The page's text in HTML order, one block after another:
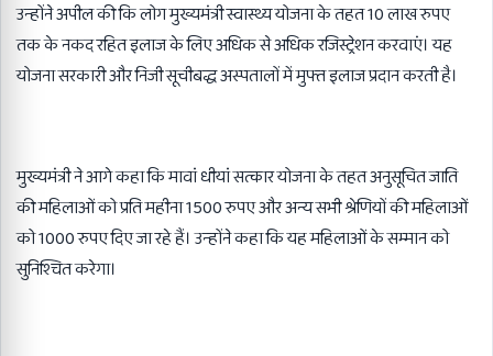
उन्होंने अपील की कि लोग मुख्यमंत्री स्वास्थ्य योजना के तहत10लाख रुपए
तक के नकद रहित इलाज के लिए अधिक से अधिक रजिस्ट्रेशन करवाएं। यह
योजना सरकारी और निजी सूचीबद्ध अस्पतालों में मुफ्त इलाज प्रदान करती है।
मुख्यमंत्री ने आगे कहा कि मावां धीयां सत्कार योजना के तहत अनुसूचित जाति
की महिलाओं को प्रति महीना1500रुपए और अन्य सभी श्रेणियों की महिलाओं
को1000रुपए दिए जा रहे हैं। उन्होंने कहा कि यह महिलाओं के सम्मान को
सुनिश्चित करेगा।